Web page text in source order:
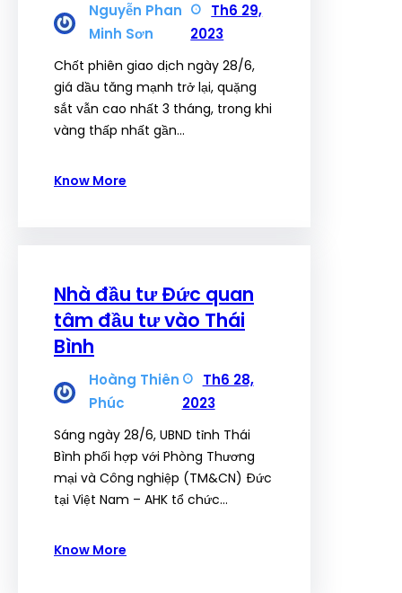
Nguyễn Phan
Minh Sơn
Th6 29,
2023
Chốt phiên giao dịch ngày 28/6,
giá dầu tăng mạnh trở lại, quặng
sắt vẫn cao nhất 3 tháng, trong khi
vàng thấp nhất gần…
Know More
Nhà đầu tư Đức quan
tâm đầu tư vào Thái
Bình
Hoàng Thiên
Phúc
Th6 28,
2023
Sáng ngày 28/6, UBND tỉnh Thái
Bình phối hợp với Phòng Thương
mại và Công nghiệp (TM&CN) Đức
tại Việt Nam – AHK tổ chức…
Know More